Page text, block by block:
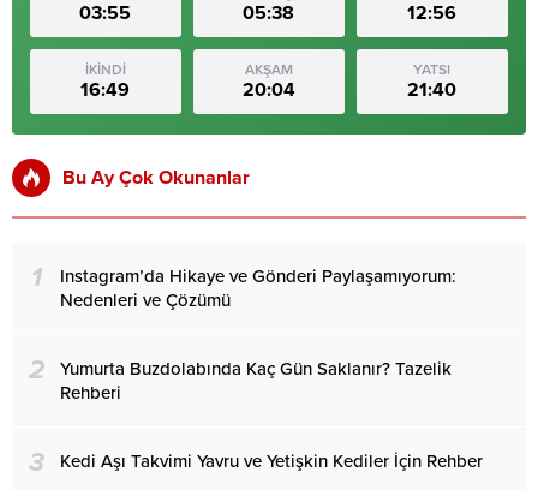
03:55 05:38 12:56
İKİNDİ
16:49
AKŞAM
20:04
YATSI
21:40
Bu Ay Çok Okunanlar
1
Instagram’da Hikaye ve Gönderi Paylaşamıyorum:
Nedenleri ve Çözümü
2
Yumurta Buzdolabında Kaç Gün Saklanır? Tazelik
Rehberi
3 Kedi Aşı Takvimi Yavru ve Yetişkin Kediler İçin Rehber